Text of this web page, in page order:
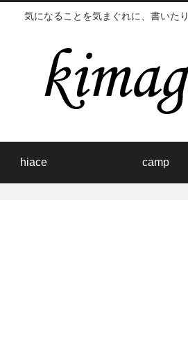
気になることを気まぐれに、書いた
hiace camp